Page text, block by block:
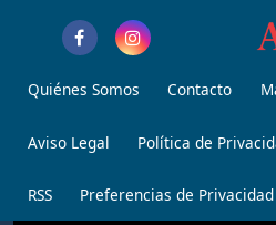
Quiénes Somos Contacto
Aviso Legal Política de
RSS Preferencias de Privacidad